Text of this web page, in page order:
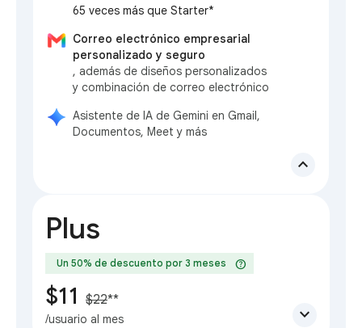
65 veces más que Starter*
Correo electrónico empresarial
personalizado y seguro
, además de diseños personalizados
y combinación de correo electrónico
Asistente de IA de Gemini en Gmail,
Documentos, Meet y más
expand_less
Plus
Un 50% de descuento por 3 meses help
$11 $22**
/usuario al mes expand_more